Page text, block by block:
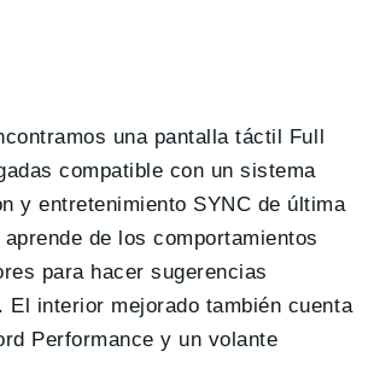
una pantalla táctil Full
compatible con un sistema
y entretenimiento SYNC de última
de los comportamientos
para hacer sugerencias
El interior mejorado también cuenta
Performance y un volante